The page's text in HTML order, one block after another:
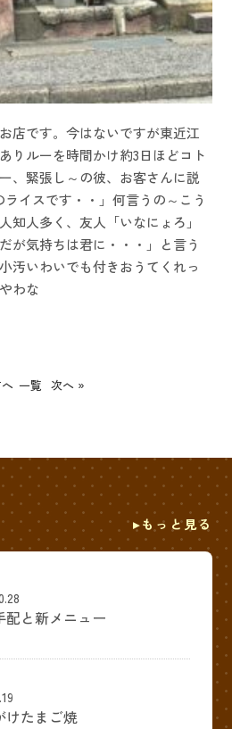
店です。今はないですが東近江
りルーを時間かけ約3日ほどコト
、緊張し～の彼、お客さんに説
イスです・・」何言うの～こう
知人多く、友人「いなにょろ」
が気持ちは君に・・・」と言う
汚いわいでも付きおうてくれっ
わな
一覧 次へ »
もっと見る
配と新メニュー
けたまご焼